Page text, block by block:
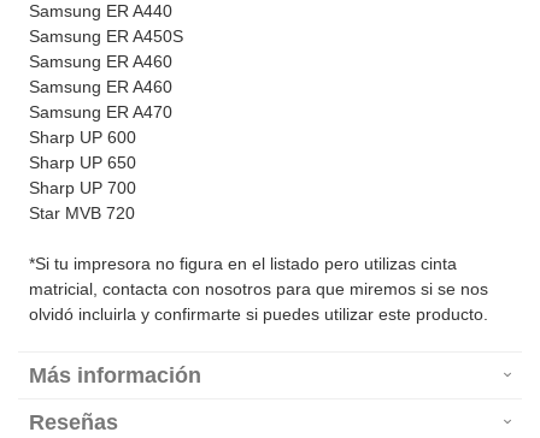
Samsung ER A440
Samsung ER A450S
Samsung ER A460
Samsung ER A460
Samsung ER A470
Sharp UP 600
Sharp UP 650
Sharp UP 700
Star MVB 720
*Si tu impresora no figura en el listado pero utilizas cinta
matricial, contacta con nosotros para que miremos si se nos
olvidó incluirla y confirmarte si puedes utilizar este producto.
Más información
Reseñas